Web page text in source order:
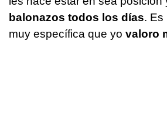
balonazos todos los días. Es
muy específica que yo valoro